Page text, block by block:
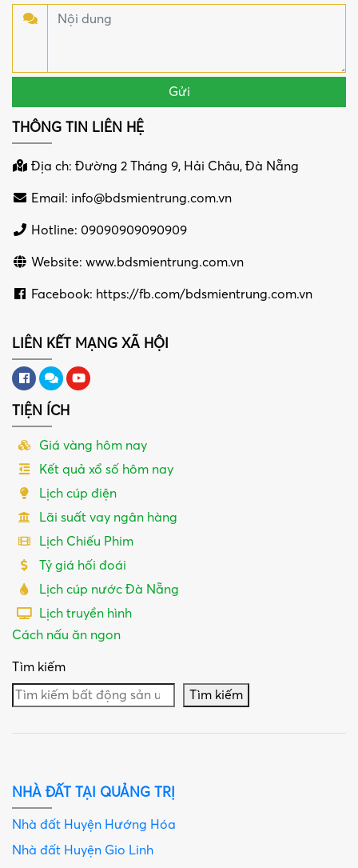
THÔNG TIN LIÊN HỆ
Địa ch: Đường 2 Tháng 9, Hải Châu, Đà Nẵng
Email: info@bdsmientrung.com.vn
Hotline: 09090909090909
Website: www.bdsmientrung.com.vn
Facebook: https://fb.com/bdsmientrung.com.vn
LIÊN KẾT MẠNG XÃ HỘI
TIỆN ÍCH
Giá vàng hôm nay
Kết quả xổ số hôm nay
Lịch cúp điện
Lãi suất vay ngân hàng
Lịch Chiếu Phim
Tỷ giá hối đoái
Lịch cúp nước Đà Nẵng
Lịch truyền hình
Cách nấu ăn ngon
Tìm kiếm
Tìm kiếm
NHÀ ĐẤT TẠI QUẢNG TRỊ
Nhà đất Huyện Hướng Hóa
Nhà đất Huyện Gio Linh